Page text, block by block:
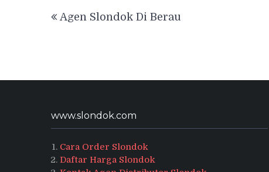
navigation
Agen Slondok Di Berau
www.slondok.com
Cara Order Slondok
Daftar Harga Slondok